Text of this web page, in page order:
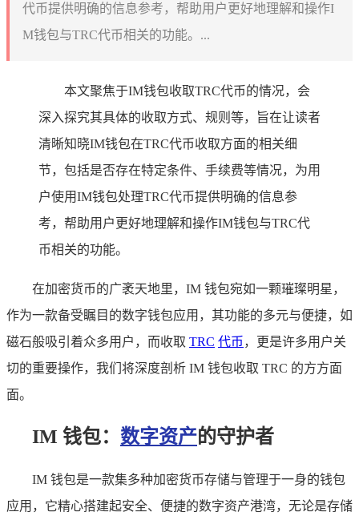
代币提供明确的信息参考，帮助用户更好地理解和操作I
M钱包与TRC代币相关的功能。...
本文聚焦于IM钱包收取TRC代币的情况，会
深入探究其具体的收取方式、规则等，旨在让读者
清晰知晓IM钱包在TRC代币收取方面的相关细
节，包括是否存在特定条件、手续费等情况，为用
户使用IM钱包处理TRC代币提供明确的信息参
考，帮助用户更好地理解和操作IM钱包与TRC代
币相关的功能。
在加密货币的广袤天地里，IM 钱包宛如一颗璀璨明星，
作为一款备受瞩目的数字钱包应用，其功能的多元与便捷，如
磁石般吸引着众多用户，而收取 TRC 代币 ，更是许多用户关
切的重要操作，我们将深度剖析 IM 钱包收取 TRC 的方方面
面。
IM 钱包： 数字资产的守护者
IM 钱包是一款集多种加密货币存储与管理于一身的钱包
应用，它精心搭建起安全、便捷的数字资产港湾，无论是存储